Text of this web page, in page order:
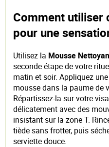
Comment utiliser
pour une
Utilisez la Mousse
seconde étape de votre
matin et soir. Appliquez
mousse dans la paume de
Répartissez-la sur votre
délicatement avec des
insistant sur la zone T.
tiède sans frotter, puis
serviette douce.